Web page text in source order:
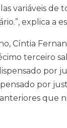
variáveis de
explica a
Cíntia
terceiro
por
por
que